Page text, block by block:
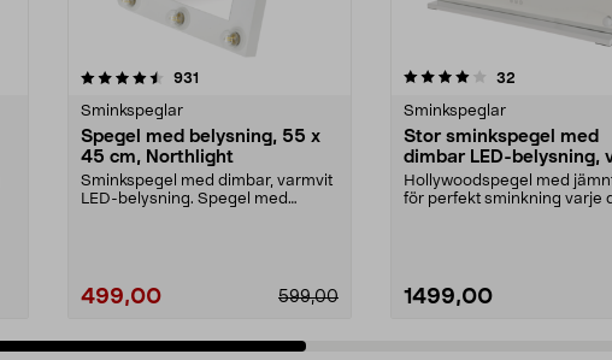
931
Sminkspeglar
Spegel med belysning, 55 x
45 cm, Northlight
Sminkspegel med dimbar, varmvit
LED-belysning. Spegel med
499,00 599,00
4.0 av 5 stjärnor 32
Sminkspeglar
Stor sminkspegel med
dimbar LED-belysning,
x 62 cm
Hollywoodspegel med
för perfekt sminkning varje
1499,00
4.0 av 5 stjärnor